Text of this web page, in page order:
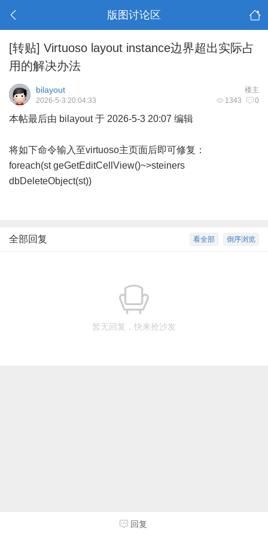
版图讨论区
[转贴] Virtuoso layout instance边界超出实际占
用的解决办法
楼主
bilayout
1343 0
2026-5-3 20:04:33
本帖最后由 bilayout 于 2026-5-3 20:07 编辑
将如下命令输入至virtuoso主页面后即可修复：
foreach(st geGetEditCellView()~>steiners
dbDeleteObject(st))
倒序浏览
看全部
全部回复
暂无回复，快来抢沙发
回复